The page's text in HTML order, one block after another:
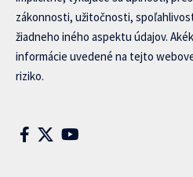
zákonnosti, užitočnosti,
žiadneho iného aspektu údajov.
informácie uvedené na tejto
riziko.